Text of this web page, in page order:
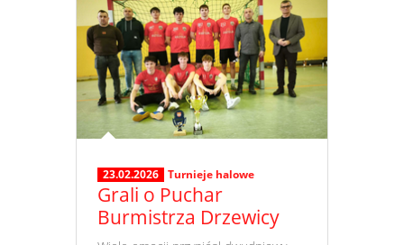
23.02.2026 Turnieje halowe
Grali o Puchar
Burmistrza Drzewicy